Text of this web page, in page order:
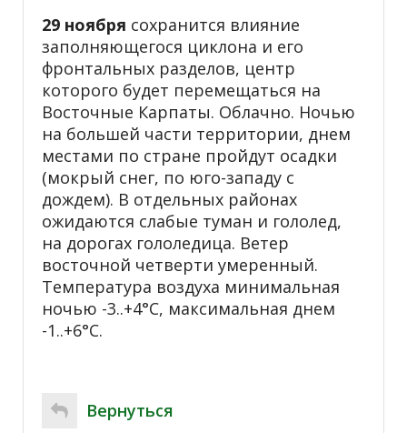
29 ноября сохранится влияние
заполняющегося циклона и его
фронтальных разделов, центр
которого будет перемещаться на
Восточные Карпаты. Облачно. Ночью
на большей части территории, днем
местами по стране пройдут осадки
(мокрый снег, по юго-западу с
дождем). В отдельных районах
ожидаются слабые туман и гололед,
на дорогах гололедица. Ветер
восточной четверти умеренный.
Температура воздуха минимальная
ночью -3..+4°С, максимальная днем
-1..+6°С.
Вернуться